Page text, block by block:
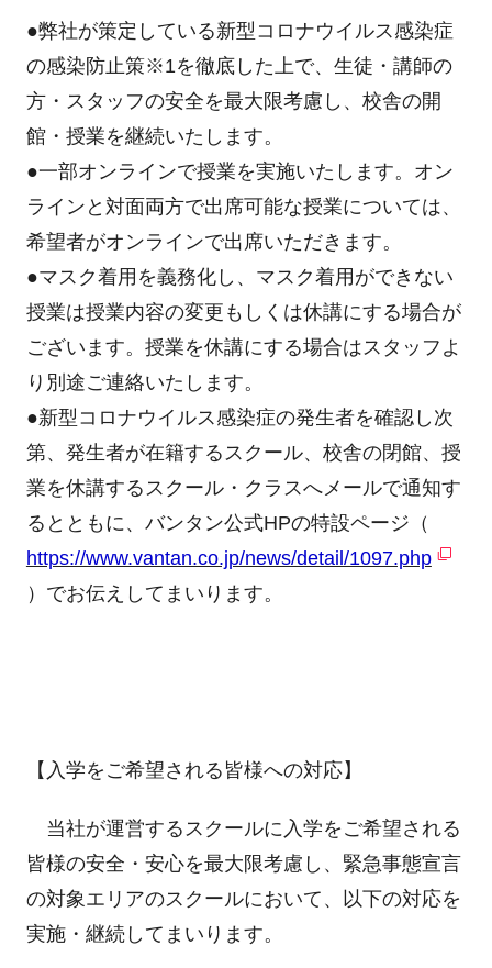
●弊社が策定している新型コロナウイルス感染症
の感染防止策※1を徹底した上で、生徒・講師の
方・スタッフの安全を最大限考慮し、校舎の開
館・授業を継続いたします。
●一部オンラインで授業を実施いたします。オン
ラインと対面両方で出席可能な授業については、
希望者がオンラインで出席いただきます。
●マスク着用を義務化し、マスク着用ができない
授業は授業内容の変更もしくは休講にする場合が
ございます。授業を休講にする場合はスタッフよ
り別途ご連絡いたします。
●新型コロナウイルス感染症の発生者を確認し次
第、発生者が在籍するスクール、校舎の閉館、授
業を休講するスクール・クラスへメールで通知す
るとともに、バンタン公式HPの特設ページ（
https://www.vantan.co.jp/news/detail/1097.php
）でお伝えしてまいります。
【入学をご希望される皆様への対応】
当社が運営するスクールに入学をご希望される
皆様の安全・安心を最大限考慮し、緊急事態宣言
の対象エリアのスクールにおいて、以下の対応を
実施・継続してまいります。